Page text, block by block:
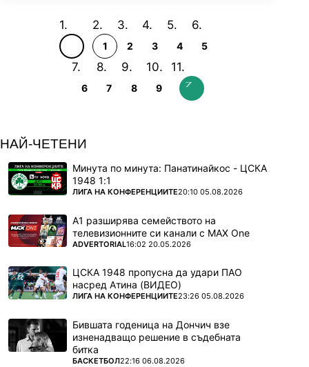
1 2 3 4 5
6 7 8 9
НАЙ-ЧЕТЕНИ
Минута по минута: Панатинайкос - ЦСКА
1948 1:1
ПОВЕЧЕ ОТ
ЛИГА НА КОНФЕРЕНЦИИТЕ20:10 05.08.2026
А1 разширява семейството на
телевизионните си канали с MAX One
ПОВЕЧЕ ОТ
ADVERTORIAL16:02 20.05.2026
ЦСКА 1948 пропусна да удари ПАО
насред Атина (ВИДЕО)
ПОВЕЧЕ ОТ
ЛИГА НА КОНФЕРЕНЦИИТЕ23:26 05.08.2026
Бившата годеница на Дончич взе
изненадващо решение в съдебната
битка
ПОВЕЧЕ ОТ
БАСКЕТБОЛ22:16 06.08.2026